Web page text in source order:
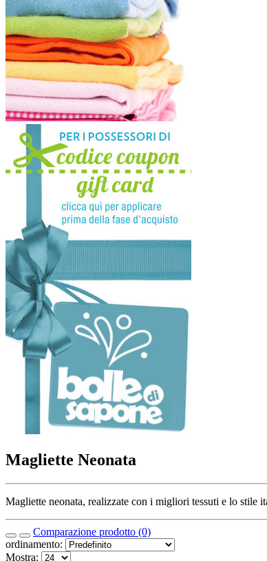
Magliette Neonata
Magliette neonata, realizzate con i migliori tessuti e lo
Comparazione prodotto (0)
ordinamento:
Mostra: